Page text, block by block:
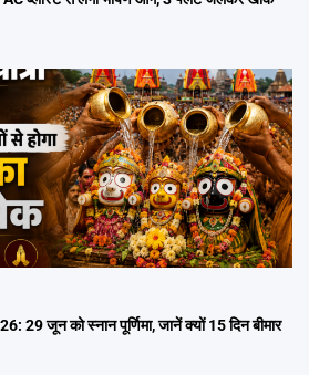
जून को स्नान पूर्णिमा, जानें क्यों 15 दिन बीमार